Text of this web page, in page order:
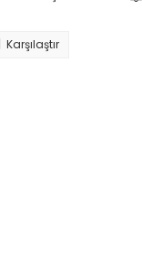
Karşılaştır